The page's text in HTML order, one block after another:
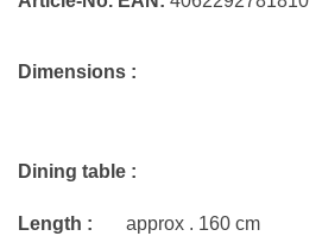
Dimensions :
Dining table :
Length : approx . 160 cm